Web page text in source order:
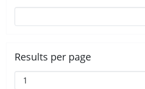
Results per page